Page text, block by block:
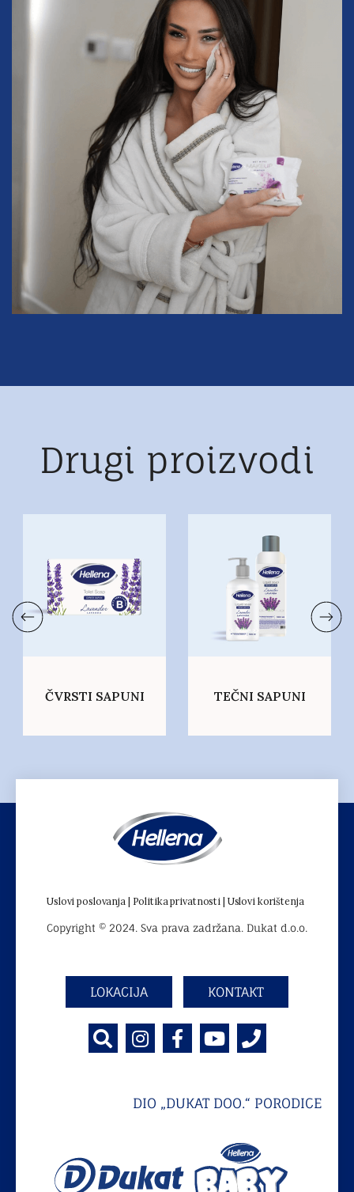
Drugi proizvodi
ČVRSTI SAPUNI TEČNI SAPUNI
Uslovi poslovanja | Politika privatnosti | Uslovi korištenja
Copyright © 2024. Sva prava zadržana. Dukat d.o.o.
LOKACIJA KONTAKT
DIO „DUKAT DOO.“ PORODICE